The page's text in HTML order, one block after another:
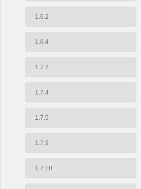
1.6.2
1.6.4
1.7.2
1.7.4
1.7.5
1.7.9
1.7.10